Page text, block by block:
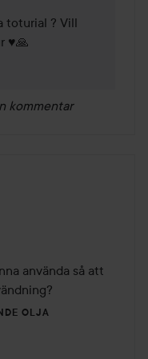
toturial ? Vill
♥️🙏
kommentar
använda så att
OLJA